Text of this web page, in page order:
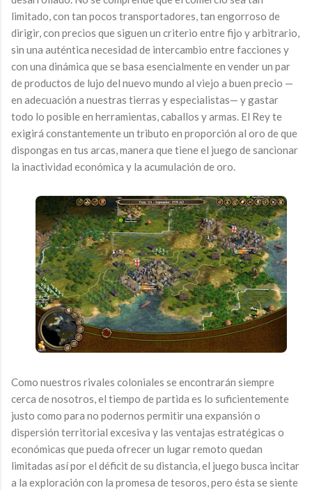
limitado, con tan pocos transportadores, tan engorroso de
dirigir, con precios que siguen un criterio entre fijo y arbitrario,
sin una auténtica necesidad de intercambio entre facciones y
con una dinámica que se basa esencialmente en vender un par
de productos de lujo del nuevo mundo al viejo a buen precio —
en adecuación a nuestras tierras y especialistas— y gastar
todo lo posible en herramientas, caballos y armas. El Rey te
exigirá constantemente un tributo en proporción al oro de que
dispongas en tus arcas, manera que tiene el juego de sancionar
la inactividad económica y la acumulación de oro.
Como nuestros rivales coloniales se encontrarán siempre
cerca de nosotros, el tiempo de partida es lo suficientemente
justo como para no podernos permitir una expansión o
dispersión territorial excesiva y las ventajas estratégicas o
económicas que pueda ofrecer un lugar remoto quedan
limitadas así por el déficit de su distancia, el juego busca incitar
a la exploración con la promesa de tesoros, pero ésta se siente